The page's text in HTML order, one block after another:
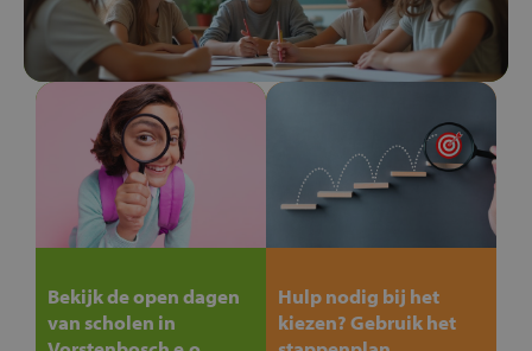
Bekijk de open dagen
van scholen in
Hulp nodig bij het
kiezen? Gebruik het